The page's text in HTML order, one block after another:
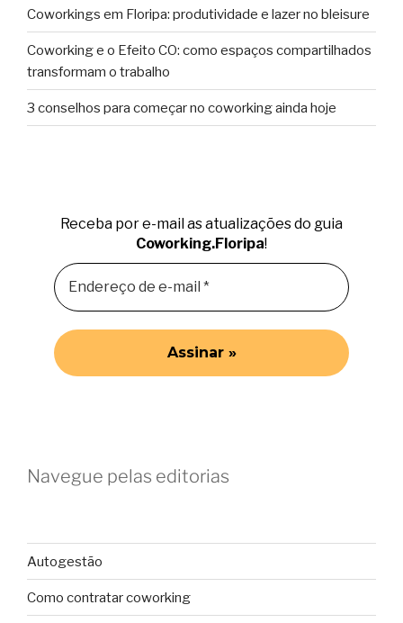
Coworkings em Floripa: produtividade e lazer no bleisure
Coworking e o Efeito CO: como espaços compartilhados
transformam o trabalho
3 conselhos para começar no coworking ainda hoje
Receba por e-mail as atualizações do guia
Coworking.Floripa!
Navegue pelas editorias
Autogestão
Como contratar coworking